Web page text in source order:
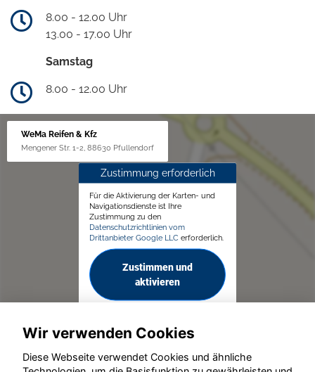
8.00 - 12.00 Uhr
13.00 - 17.00 Uhr
Samstag
8.00 - 12.00 Uhr
WeMa Reifen & Kfz
Mengener Str. 1-2, 88630 Pfullendorf
Zustimmung erforderlich
Für die Aktivierung der Karten- und
Navigationsdienste ist Ihre
Zustimmung zu den
Datenschutzrichtlinien vom
Drittanbieter Google LLC erforderlich.
Zustimmen und
aktivieren
Wir verwenden Cookies
Diese Webseite verwendet Cookies und ähnliche